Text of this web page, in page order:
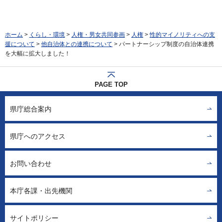
ホーム > くらし・環境 > 人権・男女共同参画 > 人権 >性的マイノリティへの支
援について > 他自治体との連携について > パートナーシップ制度の自治体連携
を大幅に拡大しました！
PAGE TOP
県庁総合案内
県庁へのアクセス
お問い合わせ
本庁各課・出先機関
サイトポリシー